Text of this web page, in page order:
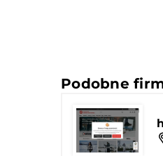
Podobne